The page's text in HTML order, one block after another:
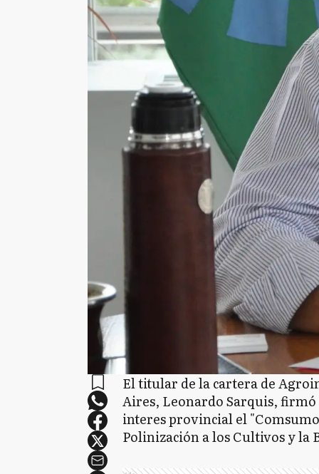
El titular de la cartera de
Aires, Leonardo Sarquis,
interes provincial el
Polinización a los Cultivos y la